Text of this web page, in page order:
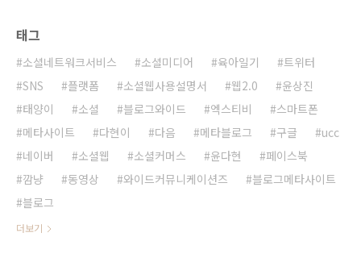
태그
소셜네트워크서비스 소셜미디어 육아일기
트위터
SNS
플랫폼 소셜웹사용설명서 웹2.0
윤상진
태양이
소셜 블로그와이드 엑스티비
스마트폰
메타사이트
다현이 다음 메타블로그 구글
ucc
네이버
소셜웹 소셜커머스 윤다현
페이스북
깜냥
동영상 와이드커뮤니케이션즈
블로그메타사이트
블로그
더보기